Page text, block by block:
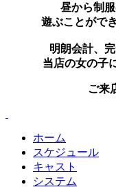
昼から制
遊ぶことがで
明朗会計、
当店の女の子
ご来
ホーム
スケジュール
キャスト
システム